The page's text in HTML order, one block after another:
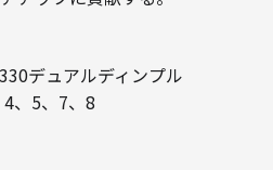
デュアルディンプル
、5、7、8